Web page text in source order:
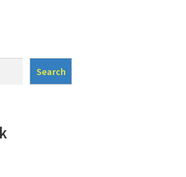
Search